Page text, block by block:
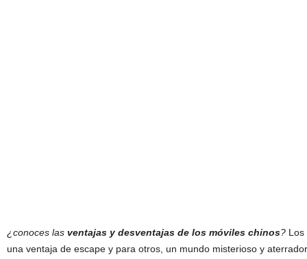
¿conoces las ventajas y desventajas de los móviles chinos? Los
una ventaja de escape y para otros, un mundo misterioso y